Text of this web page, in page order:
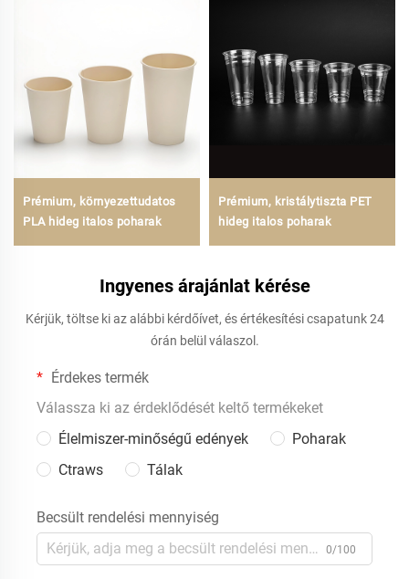
Prémium, környezettudatos
PLA hideg italos poharak
Prémium, kristálytiszta PET
hideg italos poharak
Ingyenes árajánlat kérése
Kérjük, töltse ki az alábbi kérdőívet, és értékesítési csapatunk 24
órán belül válaszol.
Érdekes termék
Válassza ki az érdeklődését keltő termékeket
Élelmiszer-minőségű edények
Poharak
Ctraws
Tálak
Becsült rendelési mennyiség
0/100